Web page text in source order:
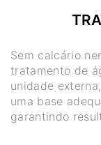
Sem calcário
tratamento de
unidade
uma base
garantindo